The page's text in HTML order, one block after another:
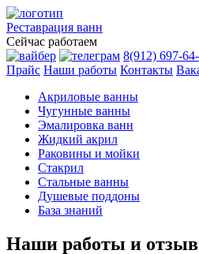
Реставрация ванн
Сейчас работаем
8(912) 697-
Прайс Наши работы Контакты
Акриловые ванны
Чугунные ванны
Эмалировка ванн
Жидкий акрил
Раковины и мойки
Стакрил
Стальные ванны
Душевые поддоны
База знаний
Наши работы и